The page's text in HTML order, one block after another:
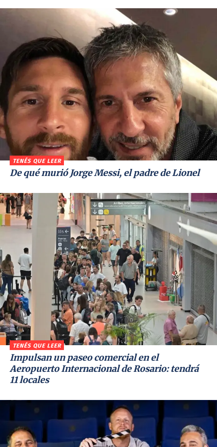
TENÉS QUE LEER
De qué murió Jorge Messi, el padre de Lionel
TENÉS QUE LEER
Impulsan un paseo comercial en el
Aeropuerto Internacional de Rosario: tendrá
11 locales